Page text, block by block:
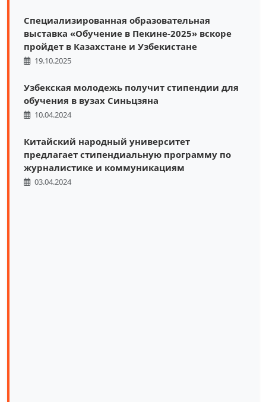
Специализированная образовательная
выставка «Обучение в Пекине-2025» вскоре
пройдет в Казахстане и Узбекистане
19.10.2025
Узбекская молодежь получит стипендии для
обучения в вузах Синьцзяна
10.04.2024
Китайский народный университет
предлагает стипендиальную программу по
журналистике и коммуникациям
03.04.2024